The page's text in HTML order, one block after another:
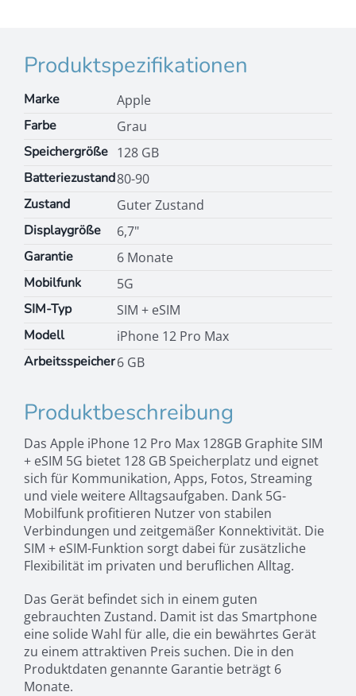
Produktspezifikationen
Marke
Apple
Farbe
Grau
Speichergröße 128 GB
Batteriezustand80-90
Zustand
Guter Zustand
Displaygröße
6,7"
Garantie
6 Monate
Mobilfunk
5G
SIM-Typ
SIM + eSIM
Modell
iPhone 12 Pro Max
Arbeitsspeicher6 GB
Produktbeschreibung
Das Apple iPhone 12 Pro Max 128GB Graphite SIM
+ eSIM 5G bietet 128 GB Speicherplatz und eignet
sich für Kommunikation, Apps, Fotos, Streaming
und viele weitere Alltagsaufgaben. Dank 5G-
Mobilfunk profitieren Nutzer von stabilen
Verbindungen und zeitgemäßer Konnektivität. Die
SIM + eSIM-Funktion sorgt dabei für zusätzliche
Flexibilität im privaten und beruflichen Alltag.
Das Gerät befindet sich in einem guten
gebrauchten Zustand. Damit ist das Smartphone
eine solide Wahl für alle, die ein bewährtes Gerät
zu einem attraktiven Preis suchen. Die in den
Produktdaten genannte Garantie beträgt 6
Monate.